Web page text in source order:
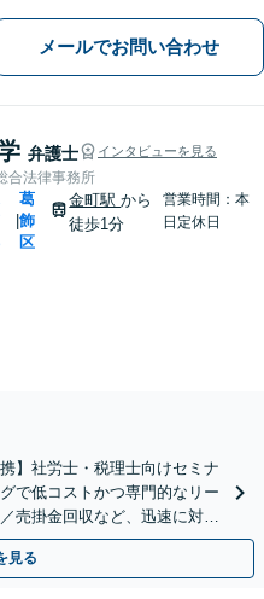
にご相談ください。じっくりとお
伺い、不安なこと何でもお答えし
メールでお問い合わせ
弁護士 インタビューを見る
合法律事務所
葛
飾
区
金町駅から
徒歩1分
営業時間：本
日定休日
】社労士・税理士向けセミナ
で低コストかつ専門的なリー
売掛金回収など、迅速に対応
所相談３０分無料】
見る